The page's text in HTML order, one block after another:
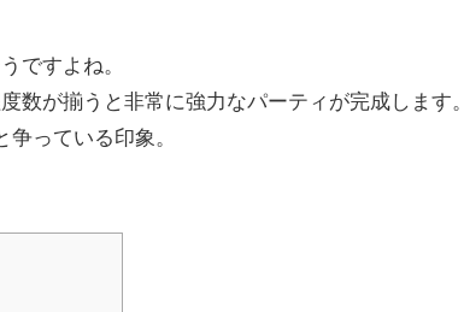
ですよね。
数が揃うと非常に強力なパーティが完成します。
争っている印象。